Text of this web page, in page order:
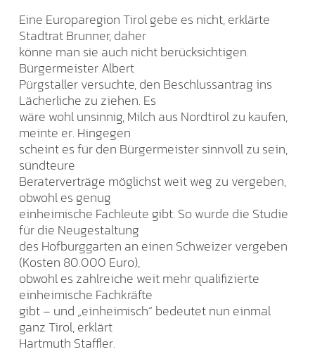
Eine Europaregion Tirol gebe es nicht, erklärte
Stadtrat Brunner, daher
könne man sie auch nicht berücksichtigen.
Bürgermeister Albert
Pürgstaller versuchte, den Beschlussantrag ins
Lächerliche zu ziehen. Es
wäre wohl unsinnig, Milch aus Nordtirol zu kaufen,
meinte er. Hingegen
scheint es für den Bürgermeister sinnvoll zu sein,
sündteure
Beraterverträge möglichst weit weg zu vergeben,
obwohl es genug
einheimische Fachleute gibt. So wurde die Studie
für die Neugestaltung
des Hofburggarten an einen Schweizer vergeben
(Kosten 80.000 Euro),
obwohl es zahlreiche weit mehr qualifizierte
einheimische Fachkräfte
gibt – und „einheimisch“ bedeutet nun einmal
ganz Tirol, erklärt
Hartmuth Staffler.